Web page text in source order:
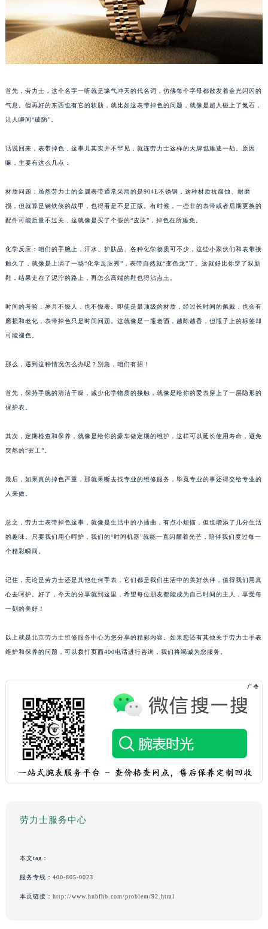
首先，劳力士，这个名字一听就是壕气冲天的代名词，仿佛每个字母都散发着金光闪闪的
气息。但再好的东西也有它的软肋，就比如这表带掉色的问题，就像是超人碰上了氪石，
让人瞬间“破防”。
话说回来，表带掉色，这事儿其实并不罕见，就连劳力士这样的大牌也难逃一劫。原因
嘛，主要有这么几点：
材质问题：虽然劳力士的金属表带通常采用的是904L不锈钢，这种材质抗腐蚀、耐磨
损，但就算是钢铁侠的战甲，也得看是不是正版。有时候，一些非的表带或者后期更换的
配件可能质量不过关，这就像是买了个假的“皮肤”，掉色在所难免。
化学反应：咱们的手腕上，汗水、护肤品、各种化学物质可不少，这些小家伙们和表带接
触久了，就像是上演了一场“化学反应秀”，表带自然就“变色龙”了。这就好比你穿了双新
鞋，结果走在了泥泞的路上，再怎么高端的鞋也得沾点土。
时间的考验：岁月不饶人，也不饶表。即使是最顶级的材质，经过长时间的佩戴，也会有
磨损和老化，表带掉色只是时间问题。这就像是一瓶老酒，越陈越香，但瓶子上的标签却
可能褪色。
那么，遇到这种情况怎么办呢？别急，咱们有招！
首先，保持手腕的清洁干燥，减少化学物质的接触，就像是给你的爱表穿上了一层隐形的
保护衣。
其次，定期检查和保养，就像是给你的豪车做定期的维护，这样可以延长使用寿命，避免
突然的“罢工”。
最后，如果真的掉色严重，那就果断去找专业的维修服务，毕竟专业的事还得交给专业的
人来做。
总之，劳力士表带掉色这事，就像是生活中的小插曲，有点小烦恼，但也增添了几分生活
的趣味。只要我们用心呵护，我们的“时间机器”就能一直闪耀着光芒，陪伴我们度过每一
个精彩瞬间。
记住，无论是劳力士还是其他任何手表，它们都是我们生活中的美好伙伴，值得我们用真
心去呵护。好了，今天的分享就到这里，希望每位朋友都能成为自己时间的主人，享受每
一刻的美好！
以上就是北京劳力士维修服务中心为您分享的精彩内容。如果您还有其他关于劳力士手表
维护和保养的问题，可以拨打页面400电话进行咨询，我们将竭诚为您服务。
劳力士服务中心
本文tag：
服务专线： 400-805-0023
本页链接： http://www.hnbfhb.com/problem/92.html